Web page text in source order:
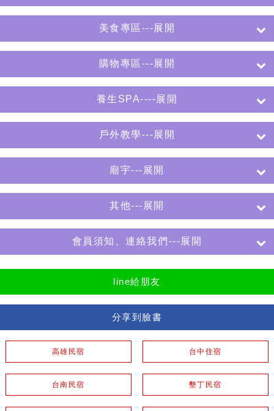
美食專區---展開
購物專區---展開
養生SPA----展開
戶外教學---展開
廟宇---展開
其他---展開
會員須知、連絡我們---展開
line給朋友
分享到臉書
高雄民宿 台中住宿
台南民宿 墾丁民宿